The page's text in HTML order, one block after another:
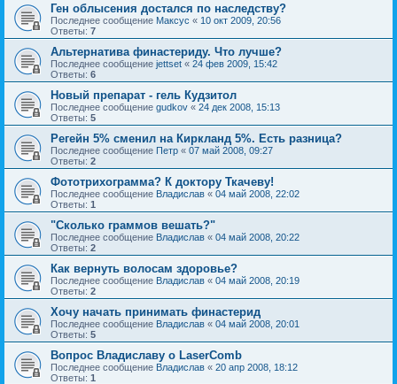
Ген облысения достался по наследству?
Последнее сообщение Максус « 10 окт 2009, 20:56
Ответы: 7
Альтернатива финастериду. Что лучше?
Последнее сообщение jettset « 24 фев 2009, 15:42
Ответы: 6
Новый препарат - гель Кудзитол
Последнее сообщение gudkov « 24 дек 2008, 15:13
Ответы: 5
Регейн 5% сменил на Киркланд 5%. Есть разница?
Последнее сообщение Петр « 07 май 2008, 09:27
Ответы: 2
Фототрихограмма? К доктору Ткачеву!
Последнее сообщение Владислав « 04 май 2008, 22:02
Ответы: 1
"Сколько граммов вешать?"
Последнее сообщение Владислав « 04 май 2008, 20:22
Ответы: 2
Как вернуть волосам здоровье?
Последнее сообщение Владислав « 04 май 2008, 20:19
Ответы: 2
Хочу начать принимать финастерид
Последнее сообщение Владислав « 04 май 2008, 20:01
Ответы: 5
Вопрос Владиславу о LaserComb
Последнее сообщение Владислав « 20 апр 2008, 18:12
Ответы: 1